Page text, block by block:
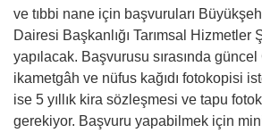
ve tıbbi nane için başvuruları
Dairesi Başkanlığı Tarımsal Hizmetler
yapılacak. Başvurusu sırasında
ikametgâh ve nüfus kağıdı fotokopisi
ise 5 yıllık kira sözleşmesi ve tapu
gerekiyor. Başvuru yapabilmek için